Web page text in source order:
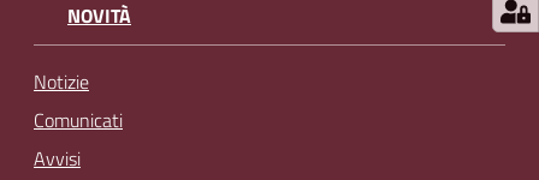
NOVITÀ
Notizie
Comunicati
Avvisi